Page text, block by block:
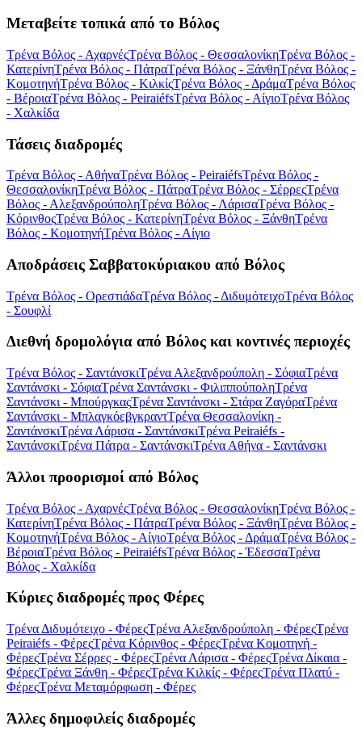
Μεταβείτε τοπικά από το Βόλος
Τρένα Βόλος - ΑχαρνέςΤρένα Βόλος - ΘεσσαλονίκηΤρένα Βόλος -
ΚατερίνηΤρένα Βόλος - ΠάτραΤρένα Βόλος - ΞάνθηΤρένα Βόλος -
ΚομοτηνήΤρένα Βόλος - ΚιλκίςΤρένα Βόλος - ΔράμαΤρένα Βόλος
- ΒέροιαΤρένα Βόλος - PeiraiéfsΤρένα Βόλος - ΑίγιοΤρένα Βόλος
- Χαλκίδα
Τάσεις διαδρομές
Τρένα Βόλος - ΑθήναΤρένα Βόλος - PeiraiéfsΤρένα Βόλος -
ΘεσσαλονίκηΤρένα Βόλος - ΠάτραΤρένα Βόλος - ΣέρρεςΤρένα
Βόλος - ΑλεξανδρούποληΤρένα Βόλος - ΛάρισαΤρένα Βόλος -
ΚόρινθοςΤρένα Βόλος - ΚατερίνηΤρένα Βόλος - ΞάνθηΤρένα
Βόλος - ΚομοτηνήΤρένα Βόλος - Αίγιο
Αποδράσεις Σαββατοκύριακου από Βόλος
Τρένα Βόλος - ΟρεστιάδαΤρένα Βόλος - ΔιδυμότειχοΤρένα Βόλος
- Σουφλί
Διεθνή δρομολόγια από Βόλος και κοντινές περιοχές
Τρένα Βόλος - ΣαντάνσκιΤρένα Αλεξανδρούπολη - ΣόφιαΤρένα
Σαντάνσκι - ΣόφιαΤρένα Σαντάνσκι - ΦιλιππούποληΤρένα
Σαντάνσκι - ΜπούργκαςΤρένα Σαντάνσκι - Στάρα ΖαγόραΤρένα
Σαντάνσκι - ΜπλαγκόεβγκραντΤρένα Θεσσαλονίκη -
ΣαντάνσκιΤρένα Λάρισα - ΣαντάνσκιΤρένα Peiraiéfs -
ΣαντάνσκιΤρένα Πάτρα - ΣαντάνσκιΤρένα Αθήνα - Σαντάνσκι
Άλλοι προορισμοί από Βόλος
Τρένα Βόλος - ΑχαρνέςΤρένα Βόλος - ΘεσσαλονίκηΤρένα Βόλος -
ΚατερίνηΤρένα Βόλος - ΠάτραΤρένα Βόλος - ΞάνθηΤρένα Βόλος -
ΚομοτηνήΤρένα Βόλος - ΑίγιοΤρένα Βόλος - ΔράμαΤρένα Βόλος -
ΒέροιαΤρένα Βόλος - PeiraiéfsΤρένα Βόλος - ΈδεσσαΤρένα
Βόλος - Χαλκίδα
Κύριες διαδρομές προς Φέρες
Τρένα Διδυμότειχο - ΦέρεςΤρένα Αλεξανδρούπολη - ΦέρεςΤρένα
Peiraiéfs - ΦέρεςΤρένα Κόρινθος - ΦέρεςΤρένα Κομοτηνή -
ΦέρεςΤρένα Σέρρες - ΦέρεςΤρένα Λάρισα - ΦέρεςΤρένα Δίκαια -
ΦέρεςΤρένα Ξάνθη - ΦέρεςΤρένα Κιλκίς - ΦέρεςΤρένα Πλατύ -
ΦέρεςΤρένα Μεταμόρφωση - Φέρες
Άλλες δημοφιλείς διαδρομές